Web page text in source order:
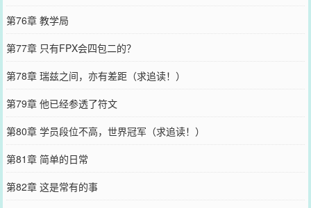
第76章 教学局
第77章 只有FPX会四包二的？
第78章 瑞兹之间，亦有差距（求追读！）
第79章 他已经参透了符文
第80章 学员段位不高，世界冠军（求追读！）
第81章 简单的日常
第82章 这是常有的事